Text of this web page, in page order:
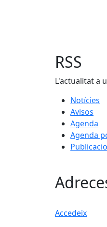
RSS
L'actualitat a
Notícies
Avisos
Agenda
Agenda
Accedeix